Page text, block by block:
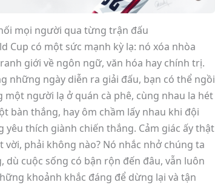
mọi người qua từng trận đấu
Cup có một sức mạnh kỳ lạ: nó xóa nhòa
giới về ngôn ngữ, văn hóa hay chính trị.
những ngày diễn ra giải đấu, bạn có thể ngồi
một người lạ ở quán cà phê, cùng nhau la hét
bàn thắng, hay ôm chầm lấy nhau khi đội
yêu thích giành chiến thắng. Cảm giác ấy thật
vời, phải không nào? Nó nhắc nhở chúng ta
dù cuộc sống có bận rộn đến đâu, vẫn luôn
khoảnh khắc đáng để dừng lại và tận